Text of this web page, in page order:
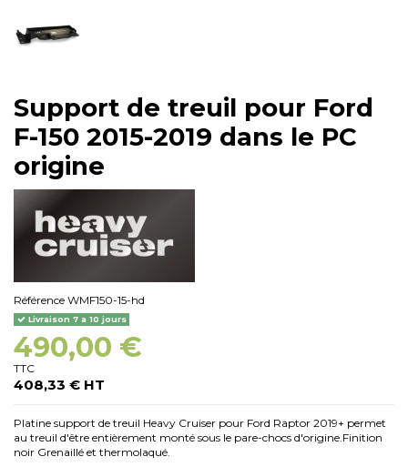
Support de treuil pour Ford
F-150 2015-2019 dans le PC
origine
Référence WMF150-15-hd
Livraison 7 a 10 jours
490,00 €
TTC
408,33 € HT
Platine support de treuil Heavy Cruiser pour Ford Raptor 2019+ permet
au treuil d'être entièrement monté sous le pare-chocs d'origine.Finition
noir Grenaillé et thermolaqué.